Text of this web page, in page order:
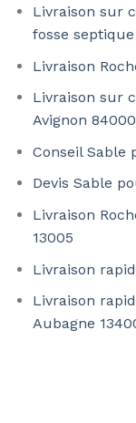
Livraison sur
fosse
Livraison
Livraison sur
Avignon 84000
Conseil Sable
Devis Sable
Livraison
13005
Livraison
Livraison
Aubagne